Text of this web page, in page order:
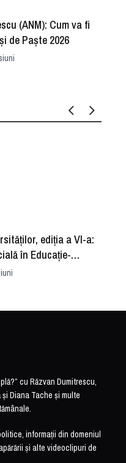
(ANM): Cum va fi
de Paște 2026
ediția a VI-a:
în Educație-
cu Răzvan Dumitrescu,
Diana Tache și multe
informații din domeniul
și alte videoclipuri de